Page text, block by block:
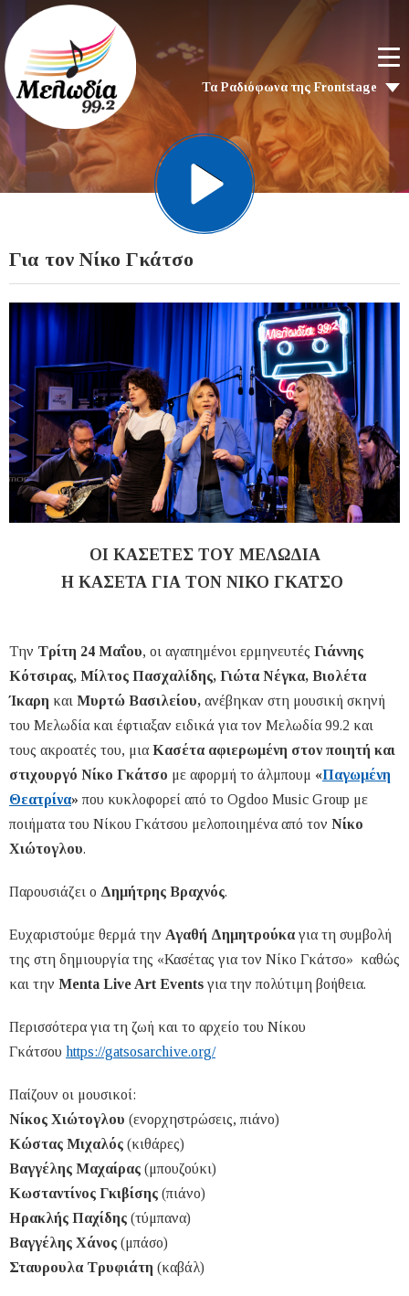
Τα Ραδιόφωνα της Frontstage
Για τον Νίκο Γκάτσο
ΟΙ ΚΑΣΕΤΕΣ ΤΟΥ ΜΕΛΩΔΙΑ
Η ΚΑΣΕΤΑ ΓΙΑ ΤΟΝ ΝΙΚΟ ΓΚΑΤΣΟ
Την Τρίτη 24 Μαΐου, οι αγαπημένοι ερμηνευτές Γιάννης
Κότσιρας, Μίλτος Πασχαλίδης, Γιώτα Νέγκα, Βιολέτα
Ίκαρη και Μυρτώ Βασιλείου, ανέβηκαν στη μουσική σκηνή
του Μελωδία και έφτιαξαν ειδικά για τον Μελωδία 99.2 και
τους ακροατές του, μια Κασέτα αφιερωμένη στον ποιητή και
στιχουργό Νίκο Γκάτσο με αφορμή το άλμπουμ «Παγωμένη
Θεατρίνα» που κυκλοφορεί από το Ogdoo Music Group με
ποιήματα του Νίκου Γκάτσου μελοποιημένα από τον Νίκο
Χιώτογλου.
Παρουσιάζει ο Δημήτρης Βραχνός.
Ευχαριστούμε θερμά την Αγαθή Δημητρούκα για τη συμβολή
της στη δημιουργία της «Κασέτας για τον Νίκο Γκάτσο» καθώς
και την Menta Live Art Events για την πολύτιμη βοήθεια.
Περισσότερα για τη ζωή και το αρχείο του Νίκου
Γκάτσου https://gatsosarchive.org/
Παίζουν οι μουσικοί:
Νίκος Χιώτογλου (ενορχηστρώσεις, πιάνο)
Κώστας Μιχαλός (κιθάρες)
Βαγγέλης Μαχαίρας (μπουζούκι)
Κωσταντίνος Γκιβίσης (πιάνο)
Ηρακλής Παχίδης (τύμπανα)
Βαγγέλης Χάνος (μπάσο)
Σταυρουλα Τρυφιάτη (καβάλ)